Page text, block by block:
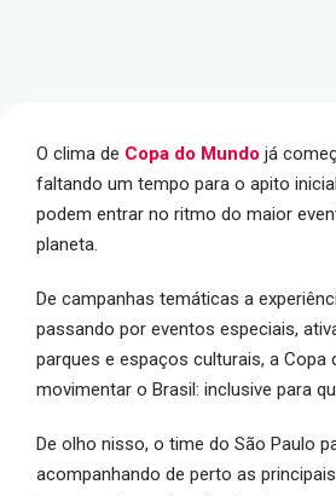
O clima de Copa do Mundo já
faltando um tempo para o apito
podem entrar no ritmo do maior
planeta.
De campanhas temáticas a
passando por eventos especiais,
parques e espaços culturais, a Copa
movimentar o Brasil: inclusive para
De olho nisso, o time do São Paulo
acompanhando de perto as